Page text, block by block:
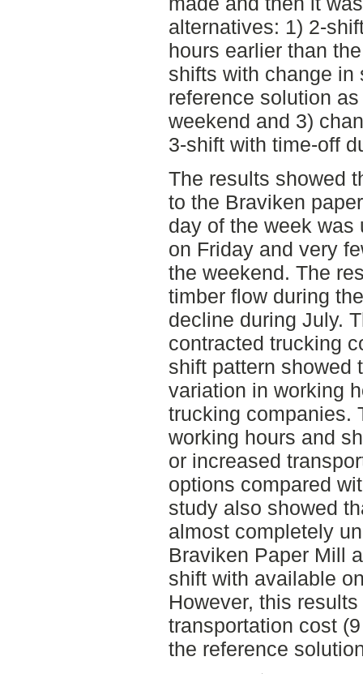
alternatives: 1) 2-
hours earlier than
shifts with change in
reference solution
weekend and 3)
3-shift with time-off
The results showed
to the Braviken
day of the week
on Friday and very
the weekend. The
timber flow during
decline during July.
contracted trucking
shift pattern showed
variation in working
trucking companies.
working hours and
or increased
options compared
study also showed
almost completely
Braviken Paper Mill
shift with available
However, this
transportation cost
the reference